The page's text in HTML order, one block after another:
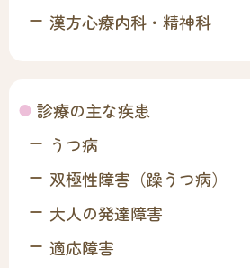
漢方心療内科・精神科
診療の主な疾患
うつ病
双極性障害（躁うつ病）
大人の発達障害
適応障害